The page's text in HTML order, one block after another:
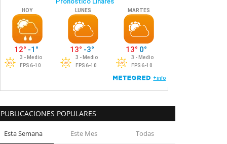
PUBLICACIONES POPULARES
Esta Semana Este Mes Todas